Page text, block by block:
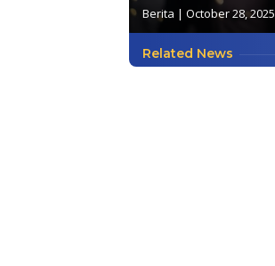
Berita | October 28, 2025
Related News